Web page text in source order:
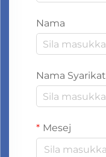
Nama
Nama Syarikat
Mesej